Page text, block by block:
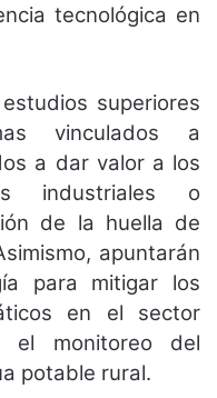
tecnológica en
superiores
vinculados a
a dar valor a los
industriales o
de la huella de
apuntarán
para mitigar los
en el sector
el monitoreo del
potable rural.